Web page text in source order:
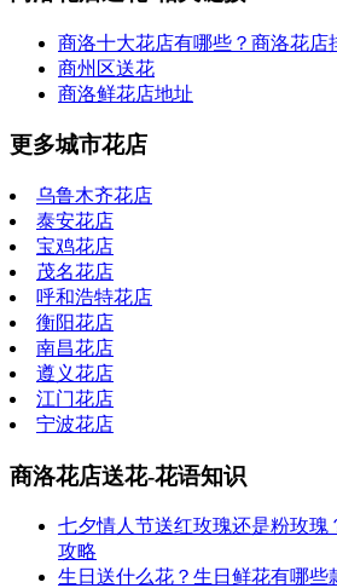
商洛十大花店有哪些？商洛花店
商州区送花
商洛鲜花店地址
更多城市花店
乌鲁木齐花店
泰安花店
宝鸡花店
茂名花店
呼和浩特花店
衡阳花店
南昌花店
遵义花店
江门花店
宁波花店
商洛花店送花-花语知识
七夕情人节送红玫瑰还是粉玫瑰
攻略
生日送什么花？生日鲜花有哪些